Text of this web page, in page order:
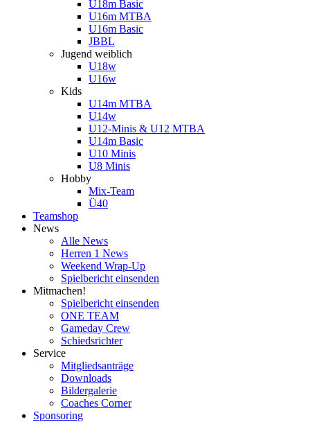
U18m Basic
U16m MTBA
U16m Basic
JBBL
Jugend weiblich
U18w
U16w
Kids
U14m MTBA
U14w
U12-Minis & U12 MTBA
U14m Basic
U10 Minis
U8 Minis
Hobby
Mix-Team
Ü40
Teamshop
News
Alle News
Herren 1 News
Weekend Wrap-Up
Spielbericht einsenden
Mitmachen!
Spielbericht einsenden
ONE TEAM
Gameday Crew
Schiedsrichter
Service
Mitgliedsanträge
Downloads
Bildergalerie
Coaches Corner
Sponsoring